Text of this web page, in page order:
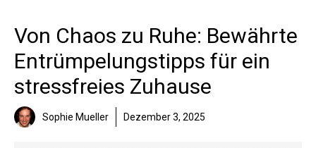
Von Chaos zu Ruhe: Bewährte
Entrümpelungstipps für ein
stressfreies Zuhause
Sophie Mueller Dezember 3, 2025